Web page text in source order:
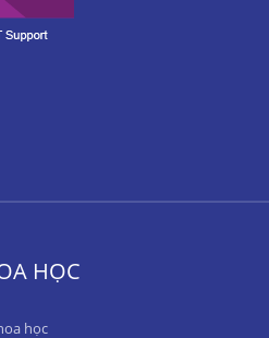
HỌC
học